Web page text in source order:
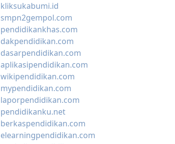
kliksukabumi.id
smpn2gempol.com
pendidikankhas.com
dakpendidikan.com
dasarpendidikan.com
aplikasipendidikan.com
wikipendidikan.com
mypendidikan.com
laporpendidikan.com
pendidikanku.net
berkaspendidikan.com
elearningpendidikan.com